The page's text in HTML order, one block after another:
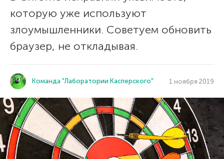
которую уже используют
злоумышленники. Советуем обновить
браузер, не откладывая.
Команда "Лаборатории Касперского" 1 ноября 2019